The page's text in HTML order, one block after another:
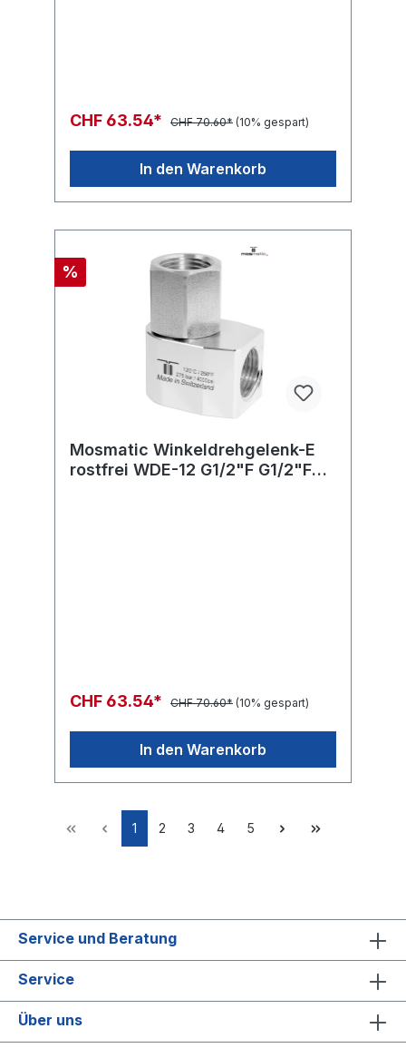
CHF 63.54* CHF 70.60* (10% gespart)
In den Warenkorb
%
Mosmatic Winkeldrehgelenk-E
rostfrei WDE-12 G1/2"F G1/2"F
CHF 63.54* CHF 70.60* (10% gespart)
In den Warenkorb
1 2 3 4 5
Service und Beratung
Service
Über uns